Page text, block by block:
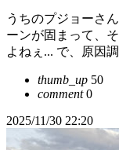
うちのプジョーさ
ーンが固まって、
よねぇ... で、原因
thumb_up 50
comment0
2025/11/30 22:20